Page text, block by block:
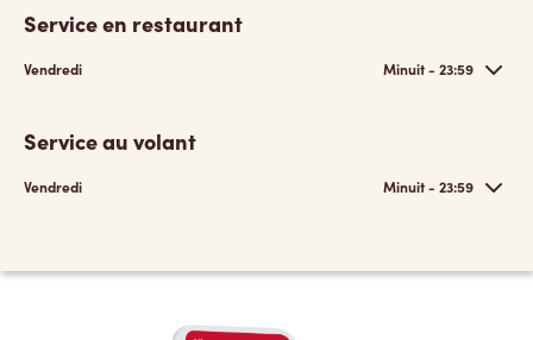
Service en restaurant
Vendredi Minuit - 23:59
Service au volant
Vendredi Minuit - 23:59